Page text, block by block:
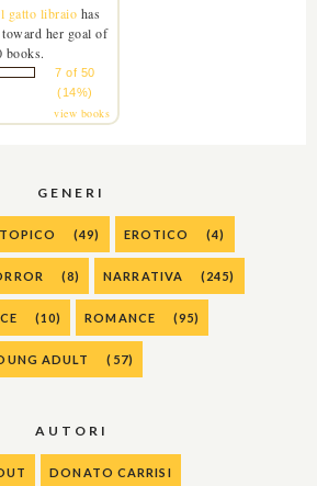
gatto libraio has
her goal of
books.
7 of 50
(14%)
view books
GENERI
(49) EROTICO (4)
(8) NARRATIVA (245)
(10) ROMANCE (95)
ADULT (57)
AUTORI
DONATO CARRISI